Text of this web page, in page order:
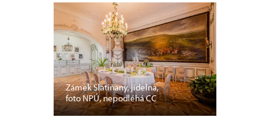
Zámek Slatiňany, jídelna,
foto NPÚ, nepodléhá CC